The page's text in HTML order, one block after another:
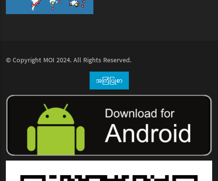
© Copyright MOI 2024. All Rights Reserved.
အကြံပြုစာ